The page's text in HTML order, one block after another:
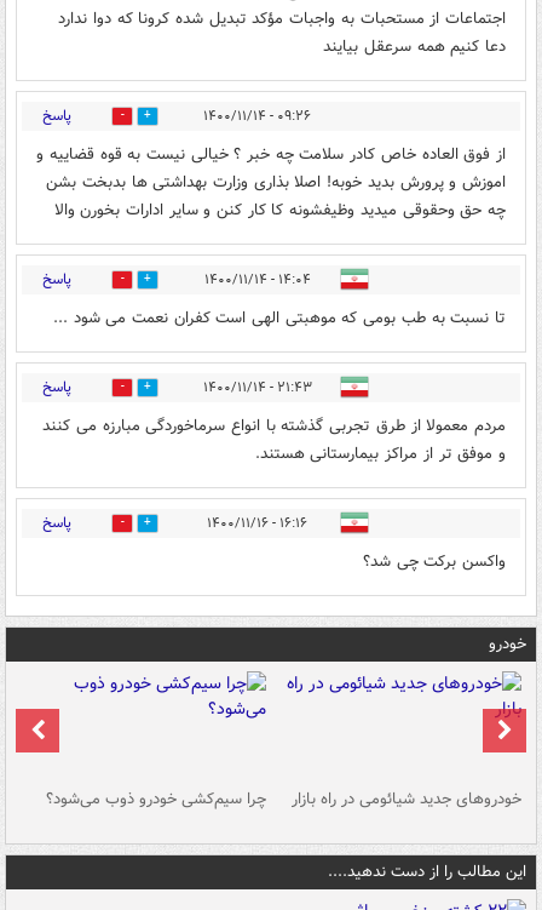
اجتماعات از مستحبات به واجبات مؤكد تبديل شده كرونا كه دوا ندارد
دعا كنيم همه سرعقل بيايند
۰۹:۲۶ - ۱۴۰۰/۱۱/۱۴ 0 پاسخ
از فوق العاده خاص کادر سلامت چه خبر ؟ خیالی نیست به قوه قضاییه و
اموزش و پرورش بدید خوبه! اصلا بذاری وزارت بهداشتی ها بدبخت بشن
چه حق وحقوقی میدید وظیفشونه کا کار کنن و سایر ادارات بخورن والا
۱۴:۰۴ - ۱۴۰۰/۱۱/۱۴ 0 پاسخ
تا نسبت به طب بومی که موهبتی الهی است کفران نعمت می شود ...
۲۱:۴۳ - ۱۴۰۰/۱۱/۱۴ 0 پاسخ
مردم معمولا از طرق تجربی گذشته با انواع سرماخوردگی مبارزه می کنند
و موفق تر از مراکز بیمارستانی هستند.
۱۶:۱۶ - ۱۴۰۰/۱۱/۱۶ 0 پاسخ
واکسن برکت چی شد؟
خودرو
خودروهای جدید شیائومی در راه بازار چرا سیم‌کشی خودرو ذوب می‌شود؟
این مطالب را از دست ندهید....